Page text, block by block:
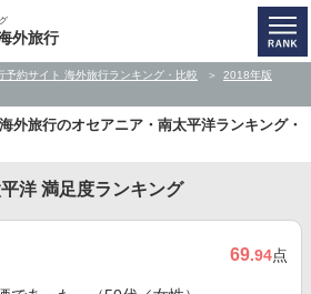
外旅行
予約サイト 海外旅行ランキング・比較
2018年版
外旅行のオセアニア・南太平洋ランキング・
洋 満足度ランキング
69.94点